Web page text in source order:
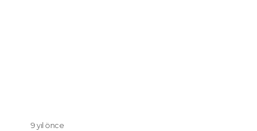
9 yıl önce